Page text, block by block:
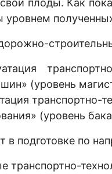
плоды. Как
уровнем
(уровень
транспортно-
(уровень
в подготовке по
транспортно-